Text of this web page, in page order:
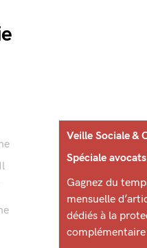
Veille Sociale &
Spéciale
Gagnez du
mensuelle
dédiés à la